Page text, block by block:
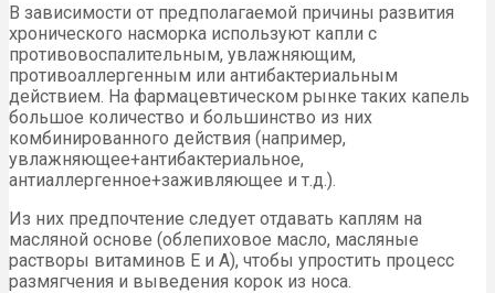
В зависимости от предполагаемой причины развития
хронического насморка используют капли с
противовоспалительным, увлажняющим,
противоаллергенным или антибактериальным
действием. На фармацевтическом рынке таких капель
большое количество и большинство из них
комбинированного действия (например,
увлажняющее+антибактериальное,
антиаллергенное+заживляющее и т.д.).
Из них предпочтение следует отдавать каплям на
масляной основе (облепиховое масло, масляные
растворы витаминов Е и А), чтобы упростить процесс
размягчения и выведения корок из носа.